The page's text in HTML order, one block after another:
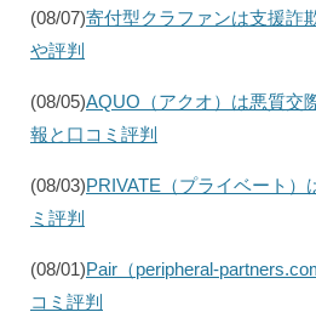
(08/07)寄付型クラファンは支援詐
や評判
(08/05)AQUO（アクオ）は悪質交
報と口コミ評判
(08/03)PRIVATE（プライベート）
ミ評判
(08/01)Pair（peripheral-
コミ評判